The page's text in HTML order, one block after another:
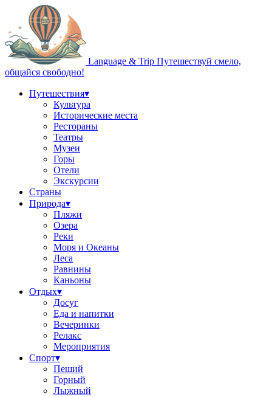
Language & Trip Путешествуй смело,
общайся свободно!
Путешествия▾
Культура
Исторические места
Рестораны
Театры
Музеи
Горы
Отели
Экскурсии
Страны
Природа▾
Пляжи
Озера
Реки
Моря и Океаны
Леса
Равнины
Каньоны
Отдых▾
Досуг
Еда и напитки
Вечеринки
Релакс
Мероприятия
Спорт▾
Пеший
Горный
Лыжный